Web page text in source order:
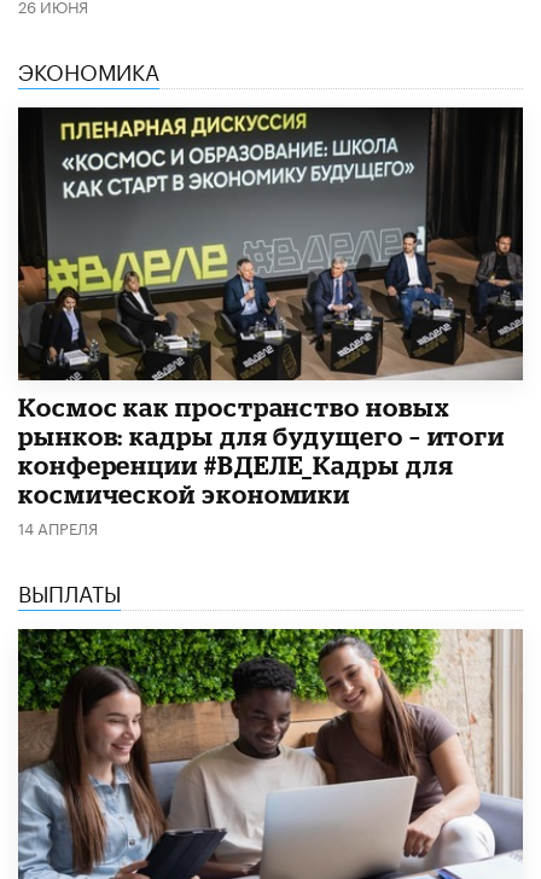
ЭКОНОМИКА
Космос как пространство новых
рынков: кадры для будущего – итоги
конференции #ВДЕЛЕ_Кадры для
космической экономики
14 АПРЕЛЯ
ВЫПЛАТЫ